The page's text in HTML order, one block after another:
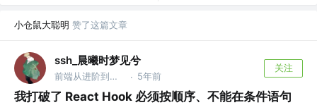
小仓鼠大聪明 赞了这篇文章
ssh_晨曦时梦见兮
前端从进阶到入院 @字节跳动 · 5年前
关注
我打破了 React Hook 必须按顺序、不能在条件语句